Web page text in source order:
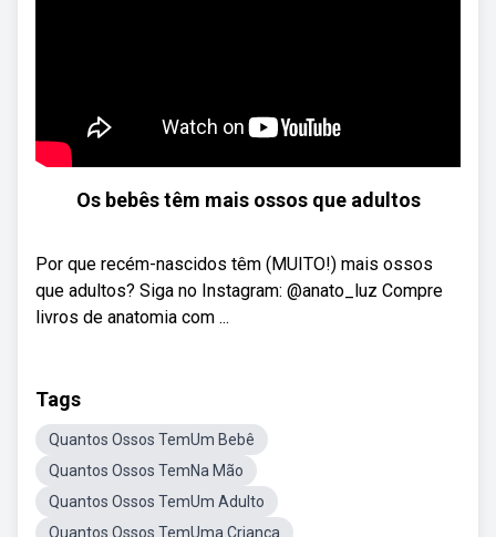
Os bebês têm mais ossos que adultos
Por que recém-nascidos têm (MUITO!) mais ossos
que adultos? Siga no Instagram: @anato_luz Compre
livros de anatomia com ...
Tags
Quantos Ossos TemUm Bebê
Quantos Ossos TemNa Mão
Quantos Ossos TemUm Adulto
Quantos Ossos TemUma Criança